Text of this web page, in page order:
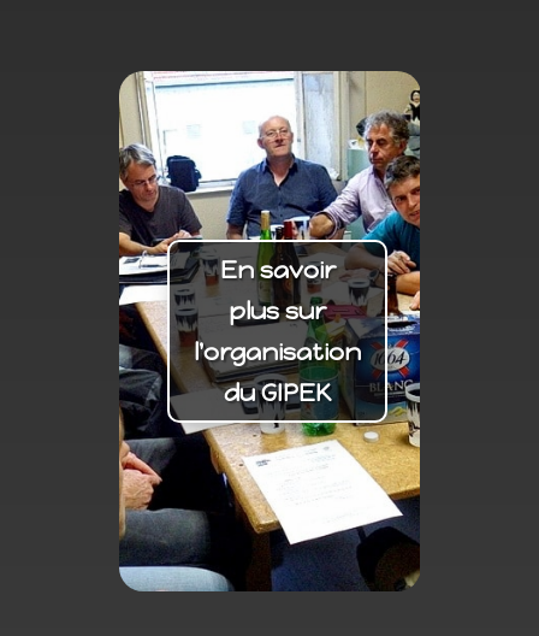
En savoir
plus sur
l'organisation
du GIPEK